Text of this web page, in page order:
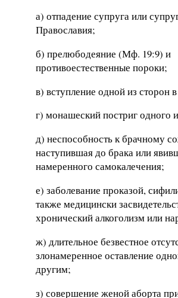
а) отпадение супруга или
Православия;
б) прелюбодеяние (Мф. 19:9) и
противоестественные пороки;
в) вступление одной из сторон
г) монашеский постриг одного
д) неспособность к брачному
наступившая до брака или
намеренного самокалечения;
е) заболевание проказой,
также медицински
хронический алкоголизм или
ж) длительное безвестное
злонамеренное оставление
другим;
з) совершение женой аборта